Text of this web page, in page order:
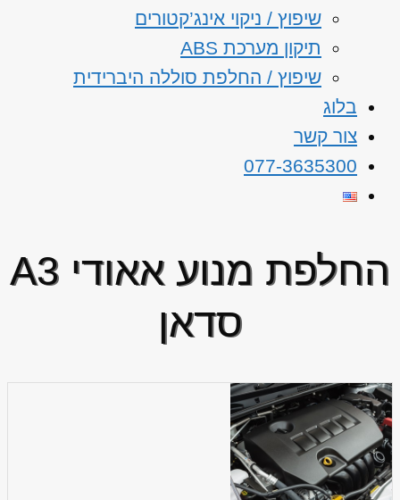
שיפוץ / ניקוי אינג’קטורים
תיקון מערכת ABS
שיפוץ / החלפת סוללה היברידית
בלוג
צור קשר
077-3635300
החלפת מנוע אאודי A3
סדאן